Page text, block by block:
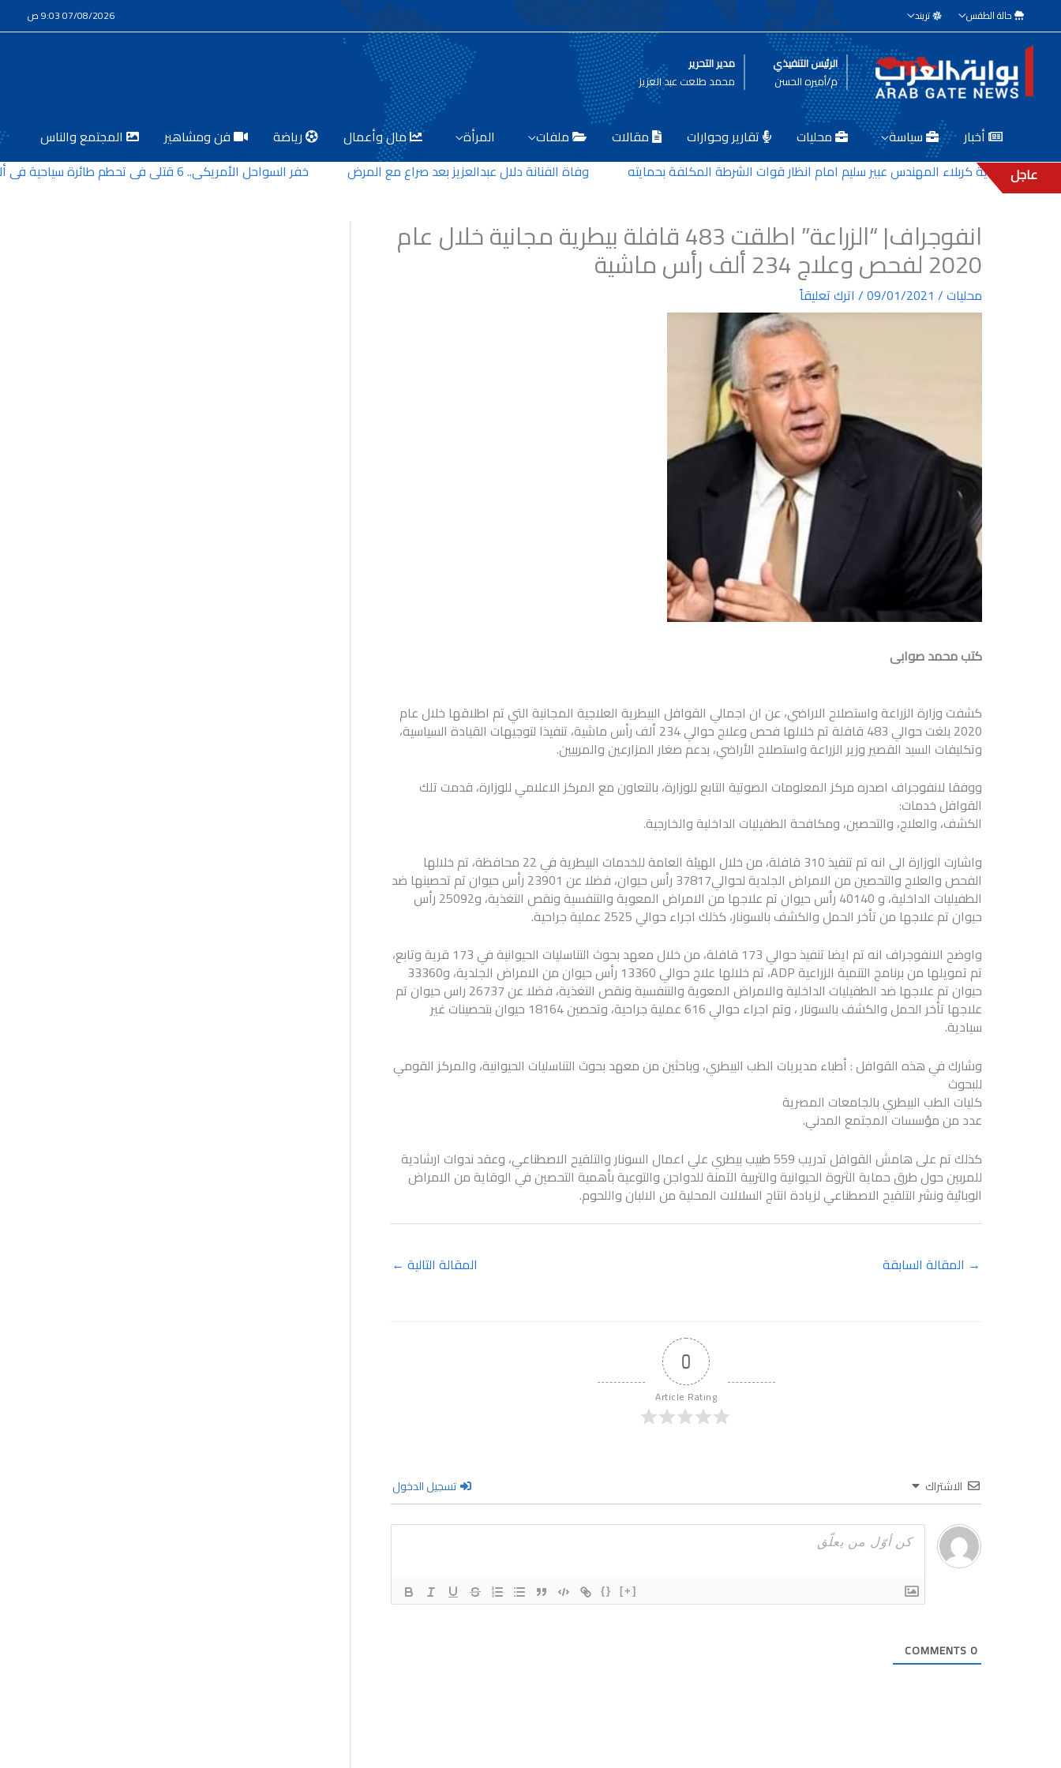
إلى
المحتوى
حالة الطقس تريند 07/08/2026 9:03 ص
الرئيس التنفيذي
م/أميره الحسن
مدير التحرير
محمد طلعت عبد العزيز
أخبار سياسة محليات تقارير وحوارات مقالات ملفات المرأة مال وأعمال رياضة فن ومشاهير
المجتمع والناس
عاجل
بلدية كربلاء المهندس عبير سليم امام انظار قوات الشرطة المكلفة بحمايته وفاة الفنانة دلال عبدالعزيز بعد صراع مع المرض خفر السواحل الأمريكي.. 6 قتلى في تحطم طائرة سياحية في ألاسكا
انفوجراف| “الزراعة” اطلقت 483 قافلة بيطرية مجانية خلال عام
2020 لفحص وعلاج 234 ألف رأس ماشية
محليات/
09/01/2021
/ اترك تعليقاً
كتب محمد صوابى
كشفت وزارة الزراعة واستصلاح الاراضي، عن ان اجمالي القوافل البيطرية العلاجية المجانية التي تم اطلاقها خلال عام
2020 بلغت حوالي 483 قافلة تم خلالها فحص وعلاج حوالي 234 ألف رأس ماشية، تنفيذا لتوجيهات القيادة السياسية،
وتكليفات السيد القصير وزير الزراعة واستصلاح الأراضي، بدعم صغار المزارعين والمربيين.
ووفقا لانفوجراف اصدره مركز المعلومات الصوتية التابع للوزارة، بالتعاون مع المركز الاعلامي للوزارة، قدمت تلك
القوافل خدمات:
الكشف، والعلاج، والتحصين، ومكافحة الطفيليات الداخلية والخارجية.
واشارت الوزارة الى انه تم تنفيذ 310 قافلة، من خلال الهيئة العامة للخدمات البيطرية في 22 محافظة، تم خلالها
الفحص والعلاج والتحصين من الامراض الجلدية لحوالي37817 رأس حيوان، فضلا عن 23901 رأس حيوان تم تحصينها ضد
الطفيليات الداخلية، و 40140 رأس حيوان تم علاجها من الامراض المعوية والتنفسية ونقص التغذية، و25092 رأس
حيوان تم علاجها من تأخر الحمل والكشف بالسونار، كذلك اجراء حوالي 2525 عملية جراحية.
واوضح الانفوجراف انه تم ايضا تنفيذ حوالي 173 قافلة، من خلال معهد بحوث التناسليات الحيوانية في 173 قرية وتابع،
تم تمويلها من برنامج التنمية الزراعية ADP، تم خلالها علاج حوالي 13360 رأس حيوان من الامراض الجلدية، و33360
حيوان تم علاجها ضد الطفيليات الداخلية والامراض المعوية والتنفسية ونقص التغذية، فضلا عن 26737 راس حيوان تم
علاجها تأخر الحمل والكشف بالسونار ، وتم اجراء حوالي 616 عملية جراحية، وتحصين 18164 حيوان بتحصينات غير
سيادية.
وشارك في هذه القوافل : أطباء مديريات الطب البيطري، وباحثين من معهد بحوث التناسليات الحيوانية، والمركز القومي
للبحوث
كليات الطب البيطري بالجامعات المصرية
عدد من مؤسسات المجتمع المدني.
كذلك تم على هامش القوافل تدريب 559 طبيب بيطري علي اعمال السونار والتلقيح الاصطناعي، وعقد ندوات ارشادية
للمربين حول طرق حماية الثروة الحيوانية والتربية الآمنة للدواجن والتوعية بأهمية التحصين في الوقاية من الامراض
الوبائية ونشر التلقيح الاصطناعي لزيادة انتاج السلالات المحلية من الالبان واللحوم.
→ المقالة السابقة المقالة التالية ←
0
Article Rating
الاشتراك تسجيل الدخول
{} [+]
0